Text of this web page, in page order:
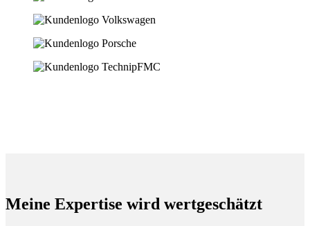
Meine Expertise wird wertgeschätzt